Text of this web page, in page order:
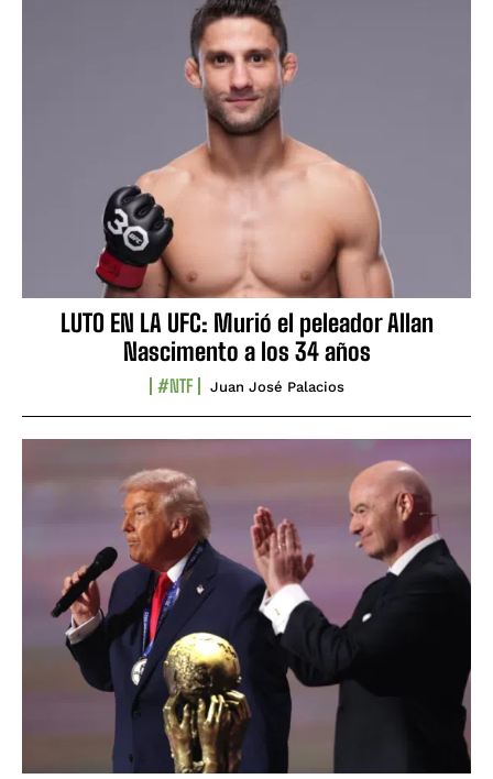
LUTO EN LA UFC: Murió el peleador Allan
Nascimento a los 34 años
#NTF Juan José Palacios